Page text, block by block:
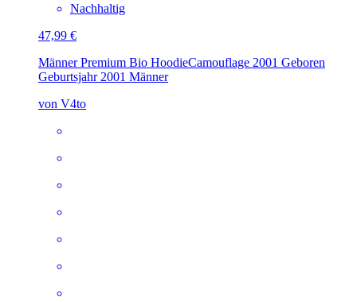
Nachhaltig
47,99 €
Männer Premium Bio HoodieCamouflage 2001 Geboren
Geburtsjahr 2001 Männer
von V4to